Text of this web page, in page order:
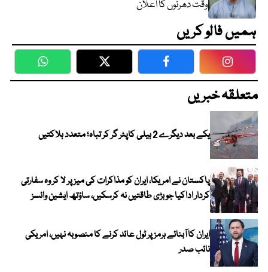
وقت دھرنوں کا اعلان
ہمیں فالو کریں
WhatsApp Twitter Facebook
متعلقہ خبریں
یکے بعد دیگرے 2 ہیلی کاپٹر گر کر تباہ؛ متعدد ہلاکتیں
پاکستان نے امریکا، ایران کو مذاکرات کی میز پر لا کر وہ سفارتی
کردار اداکیا جو بڑی طاقتیں نہ کرسکیں، ساؤتھ ایشین وائسز
ایران کا آبنائے ہرمز پر ٹول عائد کرنے کا منصوبہ نہیں، امریکی
نائب صدر